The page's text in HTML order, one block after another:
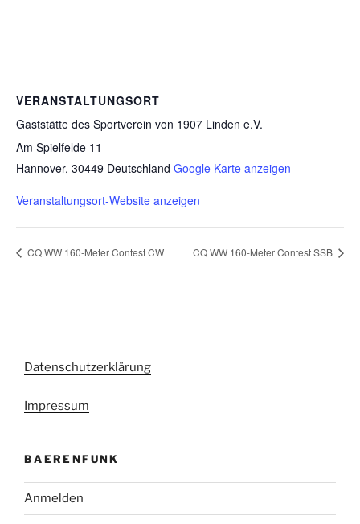
VERANSTALTUNGSORT
Gaststätte des Sportverein von 1907 Linden e.V.
Am Spielfelde 11
Hannover, 30449 Deutschland Google Karte anzeigen
Veranstaltungsort-Website anzeigen
CQ WW 160-Meter Contest CW CQ WW 160-Meter Contest SSB
Datenschutzerklärung
Impressum
BAERENFUNK
Anmelden